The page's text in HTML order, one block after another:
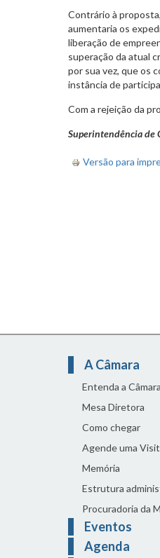
Contrário à
aumentaria os
liberação de
superação da atual
por sua vez, que os
instância de
Com a rejeição da
Superintendência de
Versão para
A Câmara
Entenda a Câmara
Mesa Diretora
Como chegar
Agende uma
Memória
Estrutura
Procuradoria da
Eventos
Agenda